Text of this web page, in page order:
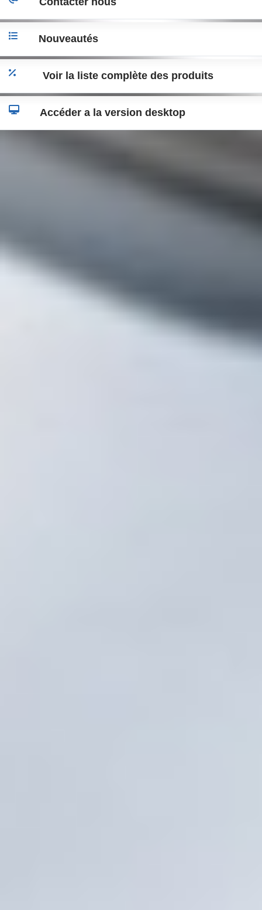
Nouveautés
Voir la liste complète des produits
Accéder a la version desktop